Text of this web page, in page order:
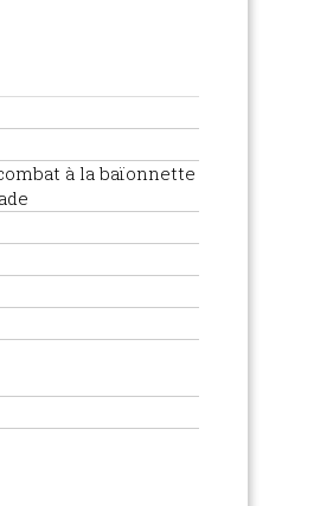
à la baïonnette